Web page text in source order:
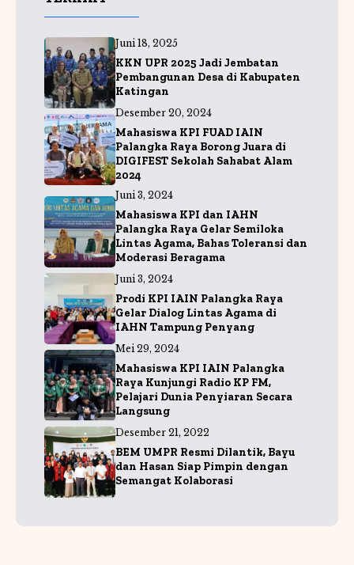
b
o
o
k
A
p
p
r
a
m
Juni 18, 2025
KKN UPR 2025 Jadi Jembatan
Pembangunan Desa di Kabupaten
Katingan
Desember 20, 2024
Mahasiswa KPI FUAD IAIN
Palangka Raya Borong Juara di
DIGIFEST Sekolah Sahabat Alam
2024
Juni 3, 2024
Mahasiswa KPI dan IAHN
Palangka Raya Gelar Semiloka
Lintas Agama, Bahas Toleransi dan
Moderasi Beragama
Juni 3, 2024
Prodi KPI IAIN Palangka Raya
Gelar Dialog Lintas Agama di
IAHN Tampung Penyang
Mei 29, 2024
Mahasiswa KPI IAIN Palangka
Raya Kunjungi Radio KP FM,
Pelajari Dunia Penyiaran Secara
Langsung
Desember 21, 2022
BEM UMPR Resmi Dilantik, Bayu
dan Hasan Siap Pimpin dengan
Semangat Kolaborasi